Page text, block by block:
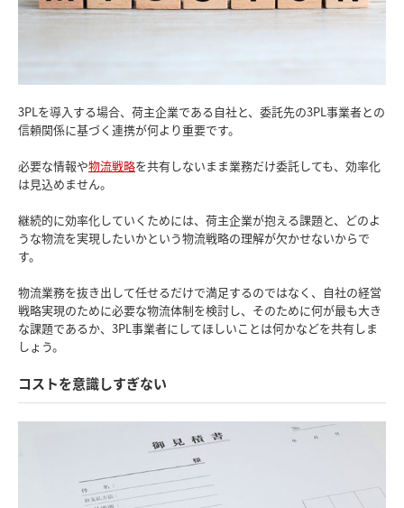
3PLを導入する場合、荷主企業である自社と、委託先の3PL事業者との
信頼関係に基づく連携が何より重要です。
必要な情報や物流戦略を共有しないまま業務だけ委託しても、効率化
は見込めません。
継続的に効率化していくためには、荷主企業が抱える課題と、どのよ
うな物流を実現したいかという物流戦略の理解が欠かせないからで
す。
物流業務を抜き出して任せるだけで満足するのではなく、自社の経営
戦略実現のために必要な物流体制を検討し、そのために何が最も大き
な課題であるか、3PL事業者にしてほしいことは何かなどを共有しま
しょう。
コストを意識しすぎない